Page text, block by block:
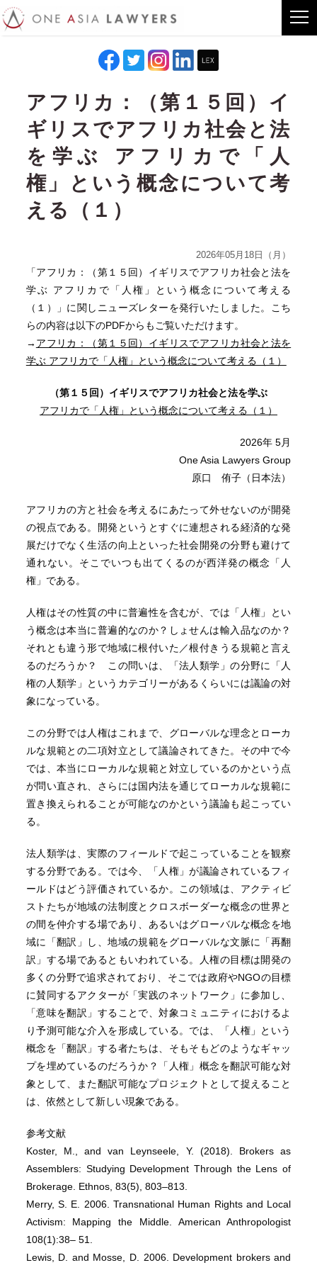
アフリカ：（第１５回）イ
ギリスでアフリカ社会と法
を学ぶ アフリカで「人
権」という概念について考
える（１）
2026年05月18日（月）
「アフリカ：（第１５回）イギリスでアフリカ社会と法を
学ぶ アフリカで「人権」という概念について考える
（１）」に関しニューズレターを発行いたしました。こち
らの内容は以下のPDFからもご覧いただけます。
→ アフリカ：（第１５回）イギリスでアフリカ社会と法を
学ぶ アフリカで「人権」という概念について考える（１）
（第１５回）イギリスでアフリカ社会と法を学ぶ
アフリカで「人権」という概念について考える（１）
2026年 5月
One Asia Lawyers Group
原口 侑子（日本法）
アフリカの方と社会を考えるにあたって外せないのが開発
の視点である。開発というとすぐに連想される経済的な発
展だけでなく生活の向上といった社会開発の分野も避けて
通れない。そこでいつも出てくるのが西洋発の概念「人
権」である。
人権はその性質の中に普遍性を含むが、では「人権」とい
う概念は本当に普遍的なのか？しょせんは輸入品なのか？
それとも違う形で地域に根付いた／根付きうる規範と言え
るのだろうか？ この問いは、「法人類学」の分野に「人
権の人類学」というカテゴリーがあるくらいには議論の対
象になっている。
この分野では人権はこれまで、グローバルな理念とローカ
ルな規範との二項対立として議論されてきた。その中で今
では、本当にローカルな規範と対立しているのかという点
が問い直され、さらには国内法を通じてローカルな規範に
置き換えられることが可能なのかという議論も起こってい
る。
法人類学は、実際のフィールドで起こっていることを観察
する分野である。では今、「人権」が議論されているフィ
ールドはどう評価されているか。この領域は、アクティビ
ストたちが地域の法制度とクロスボーダーな概念の世界と
の間を仲介する場であり、あるいはグローバルな概念を地
域に「翻訳」し、地域の規範をグローバルな文脈に「再翻
訳」する場であるともいわれている。人権の目標は開発の
多くの分野で追求されており、そこでは政府やNGOの目標
に賛同するアクターが「実践のネットワーク」に参加し、
「意味を翻訳」することで、対象コミュニティにおけるよ
り予測可能な介入を形成している。では、「人権」という
概念を「翻訳」する者たちは、そもそもどのようなギャッ
プを埋めているのだろうか？「人権」概念を翻訳可能な対
象として、また翻訳可能なプロジェクトとして捉えること
は、依然として新しい現象である。
参考文献
Koster, M., and van Leynseele, Y. (2018). Brokers as
Assemblers: Studying Development Through the Lens of
Brokerage. Ethnos, 83(5), 803–813.
Merry, S. E. 2006. Transnational Human Rights and Local
Activism: Mapping the Middle. American Anthropologist
108(1):38– 51.
Lewis, D. and Mosse, D. 2006. Development brokers and